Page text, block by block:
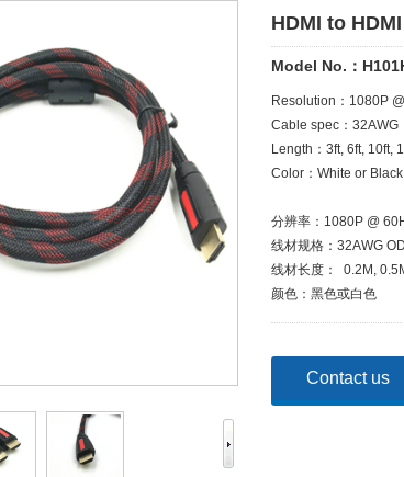
HDMI to HDMI
Model No.：
Resolution：1080P
Cable spec：32AWG
Length：3ft, 6ft, 10ft,
Color：White or Black
分辨率：1080P @
线材规格：32AWG
线材长度：  0.2M,
Contact us